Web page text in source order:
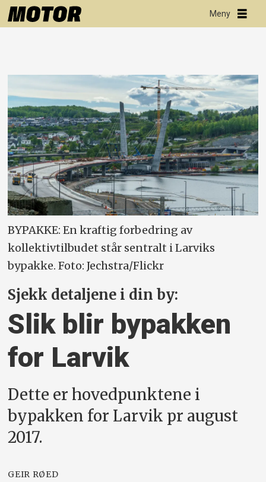
BYPAKKE: En kraftig forbedring av
kollektivtilbudet står sentralt i Larviks
bypakke. Foto: Jechstra/Flickr
Sjekk detaljene i din by:
Slik blir bypakken
for Larvik
Dette er hovedpunktene i
bypakken for Larvik pr august
2017.
GEIR RØED